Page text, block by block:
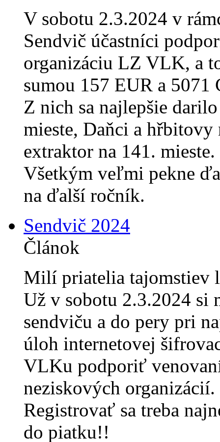
V sobotu 2.3.2024 v
Sendvič účastníci
organizáciu LZ VLK, a
sumou 157 EUR a 5071
Z nich sa najlepšie
mieste, Daňci a hřbitovy
extraktor na 141. mieste.
Všetkým veľmi pekne
na ďalší ročník.
Sendvič 2024
Článok
Milí priatelia tajomstiev
Už v sobotu 2.3.2024 si
sendviču a do pery pri
úloh internetovej
VLKu podporiť
neziskových organizácií.
Registrovať sa treba
do piatku!!